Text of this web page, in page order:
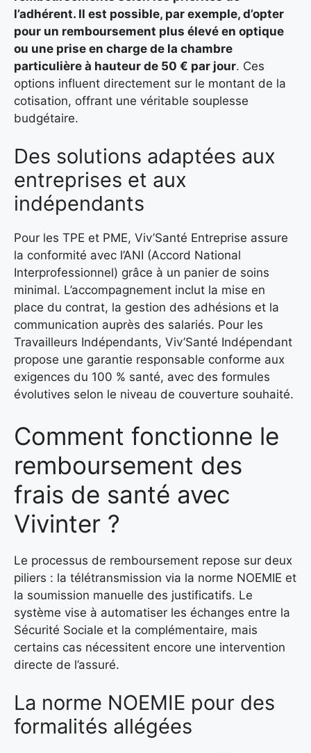
l’adhérent. Il est possible, par exemple, d’opter
pour un remboursement plus élevé en optique
ou une prise en charge de la chambre
particulière à hauteur de 50 € par jour. Ces
options influent directement sur le montant de la
cotisation, offrant une véritable souplesse
budgétaire.
Des solutions adaptées aux
entreprises et aux
indépendants
Pour les TPE et PME, Viv’Santé Entreprise assure
la conformité avec l’ANI (Accord National
Interprofessionnel) grâce à un panier de soins
minimal. L’accompagnement inclut la mise en
place du contrat, la gestion des adhésions et la
communication auprès des salariés. Pour les
Travailleurs Indépendants, Viv’Santé Indépendant
propose une garantie responsable conforme aux
exigences du 100 % santé, avec des formules
évolutives selon le niveau de couverture souhaité.
Comment fonctionne le
remboursement des
frais de santé avec
Vivinter ?
Le processus de remboursement repose sur deux
piliers : la télétransmission via la norme NOEMIE et
la soumission manuelle des justificatifs. Le
système vise à automatiser les échanges entre la
Sécurité Sociale et la complémentaire, mais
certains cas nécessitent encore une intervention
directe de l’assuré.
La norme NOEMIE pour des
formalités allégées